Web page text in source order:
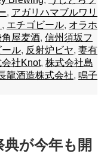
, アガリハマブルワリ
, エチゴビール, オラホ
屋麦酒, 信州須坂フ
ル, 反射炉ビヤ, 妻有
社Knot, 株式会社島
龍酒造株式会社, 鳴子
典が今年も開